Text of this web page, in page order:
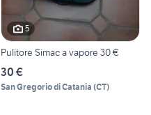
5
Pulitore Simac a vapore 30 €
30 €
San Gregorio di Catania (CT)